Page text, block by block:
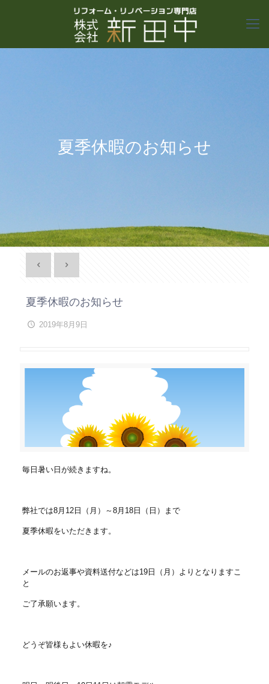
夏季休暇のお知らせ
夏季休暇のお知らせ
2019年8月9日
毎日暑い日が続きますね。
弊社では8月12日（月）～8月18日（日）まで
夏季休暇をいただきます。
メールのお返事や資料送付などは19日（月）よりとなりますこ
と
ご了承願います。
どうぞ皆様もよい休暇を♪